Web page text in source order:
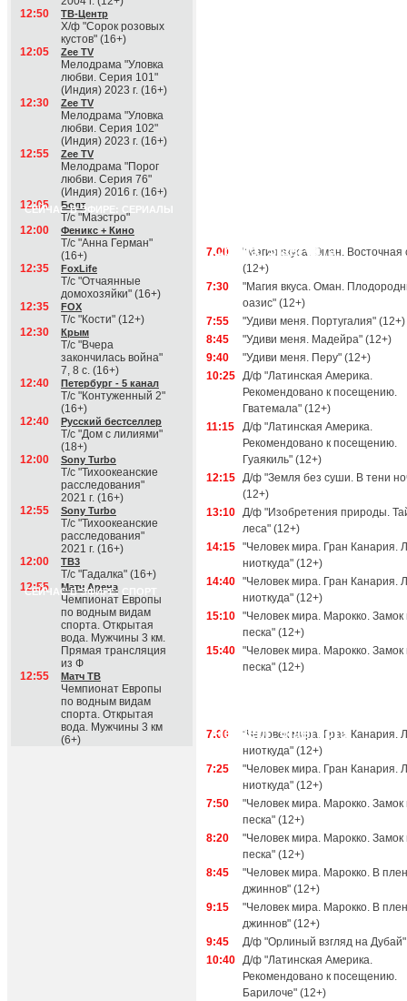
12:50
ТВ-Центр
Х/ф "Сорок розовых
кустов" (16+)
12:05
Zee TV
Мелодрама "Уловка
любви. Серия 101"
(Индия) 2023 г. (16+)
12:30
Zee TV
Мелодрама "Уловка
любви. Серия 102"
(Индия) 2023 г. (16+)
12:55
Zee TV
Мелодрама "Порог
любви. Серия 76"
(Индия) 2016 г. (16+)
СЕЙЧАС В ЭФИРЕ: СЕРИАЛЫ
12:05 Болт
Т/с "Маэстро"
12:00
Феникс + Кино
Т/с "Анна Герман"
(16+)
12:35
FoxLife
Т/с "Отчаянные
домохозяйки" (16+)
12:35
FOX
Т/с "Кости" (12+)
12:30
Крым
Т/с "Вчера
закончилась война"
7, 8 с. (16+)
12:40
Петербург - 5 канал
Т/с "Контуженный 2"
(16+)
12:40
Русский бестселлер
Т/с "Дом с лилиями"
(18+)
12:00
Sony Turbo
Т/с "Тихоокеанские
расследования"
2021 г. (16+)
12:55
Sony Turbo
Т/с "Тихоокеанские
расследования"
2021 г. (16+)
12:00
ТВ3
Т/с "Гадалка" (16+)
СЕЙЧАС В ЭФИРЕ: СПОРТ
12:55 Матч Арена
Чемпионат Европы
по водным видам
спорта. Открытая
вода. Мужчины 3 км.
Прямая трансляция
из Ф
12:55
Матч ТВ
Чемпионат Европы
по водным видам
спорта. Открытая
вода. Мужчины 3 км
(6+)
Среда, 5 августа
7:00
"Магия вкуса. Оман. Восточная
(12+)
7:30
"Магия вкуса. Оман.
оазис" (12+)
7:55
"Удиви меня. Португалия" (12+)
8:45
"Удиви меня. Мадейра" (12+)
9:40
"Удиви меня. Перу" (12+)
10:25 Д/ф "Латинская Америка.
Рекомендовано к посещению.
Гватемала" (12+)
11:15
Д/ф "Латинская Америка.
Рекомендовано к посещению.
Гуаякиль" (12+)
12:15 Д/ф "Земля без суши. В тени
(12+)
13:10 Д/ф "Изобретения природы.
леса" (12+)
14:15 "Человек мира. Гран Канария.
ниоткуда" (12+)
14:40 "Человек мира. Гран Канария.
ниоткуда" (12+)
15:10 "Человек мира. Марокко. Замок
песка" (12+)
15:40 "Человек мира. Марокко. Замок
песка" (12+)
Четверг, 6 августа
7:00
"Человек мира. Гран Канария.
ниоткуда" (12+)
7:25
"Человек мира. Гран Канария.
ниоткуда" (12+)
7:50
"Человек мира. Марокко. Замок
песка" (12+)
8:20
"Человек мира. Марокко. Замок
песка" (12+)
8:45
"Человек мира. Марокко. В
джиннов" (12+)
9:15
"Человек мира. Марокко. В
джиннов" (12+)
9:45
Д/ф "Орлиный взгляд на
10:40 Д/ф "Латинская Америка.
Рекомендовано к посещению.
Барилоче" (12+)